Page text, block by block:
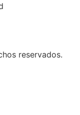
reservados.